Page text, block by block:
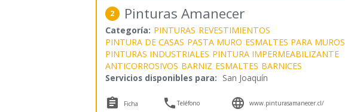
2 Pinturas Amanecer
Categoría: PINTURAS REVESTIMIENTOS
PINTURA DE CASAS PASTA MURO ESMALTES PARA MUROS
PINTURAS INDUSTRIALES PINTURA IMPERMEABILIZANTE
ANTICORROSIVOS BARNIZ ESMALTES BARNICES
Servicios disponibles para: San Joaquín
 Ficha Teléfono  www.pinturasamanecer.cl/